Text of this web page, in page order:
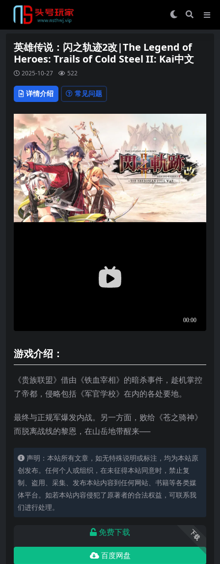
英雄传说：闪之轨迹2改|The Legend of
Heroes: Trails of Cold Steel II: Kai中文
2025-10-27 522
详情介绍 常见问题
游戏介绍：
《贵族联盟》借由《铁血宰相》的暗杀事件，趁机掌控
了帝都，侵略包括《军官学校》在内的各处要地。
最终与正规军爆发内战。另一方面，败给《苍之骑神》
而脱离战线的黎恩，在山岳地带醒来──
声明：本站所有文章，如无特殊说明或标注，均为本站原
创发布。任何个人或组织，在未征得本站同意时，禁止复
制、盗用、采集、发布本站内容到任何网站、书籍等各类媒
体平台。如若本站内容侵犯了原著者的合法权益，可联系我
们进行处理。
下载
免费下载
百度网盘